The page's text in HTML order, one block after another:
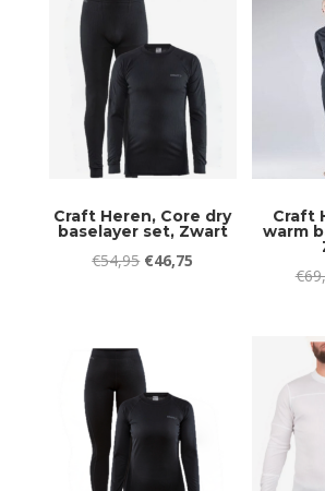
€54,95.
Craft Heren, Core dry
baselayer set, Zwart
€54,95 Oorspronkelijke
€46,75
Craft
warm
€